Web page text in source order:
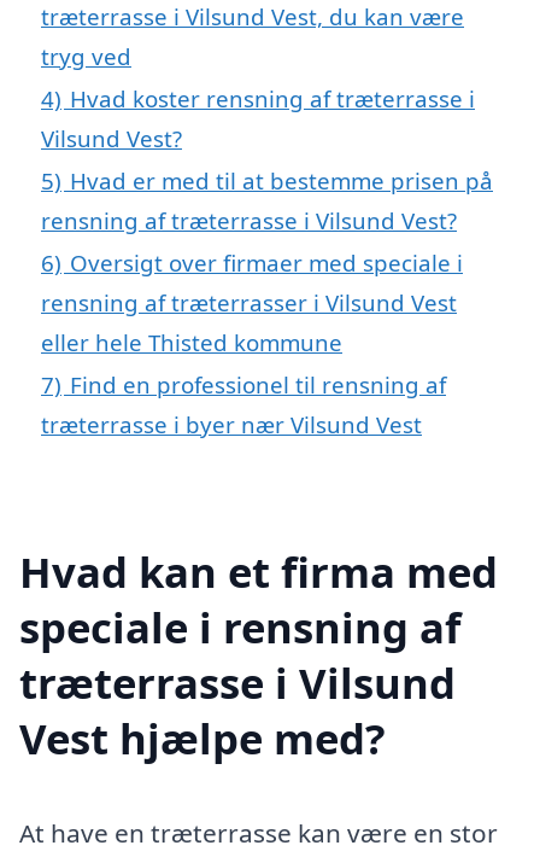
træterrasse i Vilsund Vest, du kan være
tryg ved
4) Hvad koster rensning af træterrasse i
Vilsund Vest?
5) Hvad er med til at bestemme prisen på
rensning af træterrasse i Vilsund Vest?
6) Oversigt over firmaer med speciale i
rensning af træterrasser i Vilsund Vest
eller hele Thisted kommune
7) Find en professionel til rensning af
træterrasse i byer nær Vilsund Vest
Hvad kan et firma med
speciale i rensning af
træterrasse i Vilsund
Vest hjælpe med?
At have en træterrasse kan være en stor